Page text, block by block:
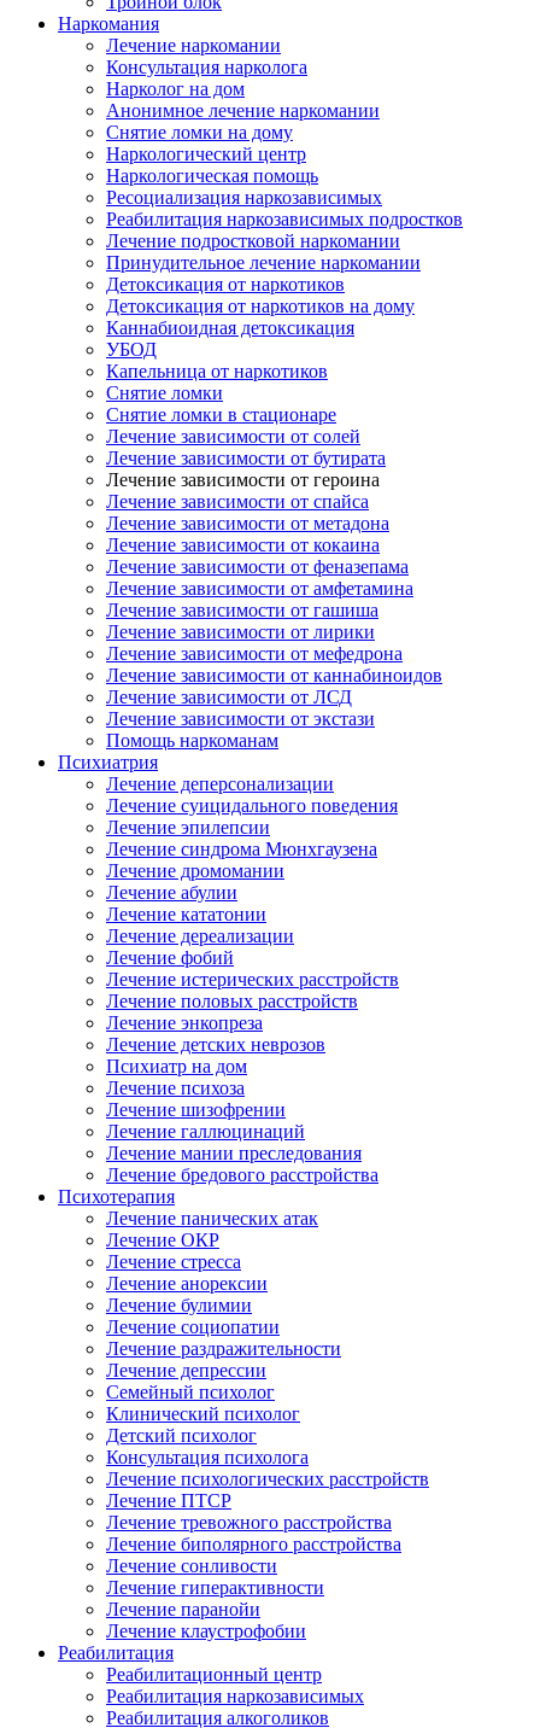
Наркомания
Лечение наркомании
Консультация нарколога
Нарколог на дом
Анонимное лечение наркомании
Снятие ломки на дому
Наркологический центр
Наркологическая помощь
Ресоциализация наркозависимых
Реабилитация наркозависимых подростков
Лечение подростковой наркомании
Принудительное лечение наркомании
Детоксикация от наркотиков
Детоксикация от наркотиков на дому
Каннабиоидная детоксикация
УБОД
Капельница от наркотиков
Снятие ломки
Снятие ломки в стационаре
Лечение зависимости от солей
Лечение зависимости от бутирата
Лечение зависимости от героина
Лечение зависимости от спайса
Лечение зависимости от метадона
Лечение зависимости от кокаина
Лечение зависимости от феназепама
Лечение зависимости от амфетамина
Лечение зависимости от гашиша
Лечение зависимости от лирики
Лечение зависимости от мефедрона
Лечение зависимости от каннабиноидов
Лечение зависимости от ЛСД
Лечение зависимости от экстази
Помощь наркоманам
Психиатрия
Лечение деперсонализации
Лечение суицидального поведения
Лечение эпилепсии
Лечение синдрома Мюнхгаузена
Лечение дромомании
Лечение абулии
Лечение кататонии
Лечение дереализации
Лечение фобий
Лечение истерических расстройств
Лечение половых расстройств
Лечение энкопреза
Лечение детских неврозов
Психиатр на дом
Лечение психоза
Лечение шизофрении
Лечение галлюцинаций
Лечение мании преследования
Лечение бредового расстройства
Психотерапия
Лечение панических атак
Лечение ОКР
Лечение стресса
Лечение анорексии
Лечение булимии
Лечение социопатии
Лечение раздражительности
Лечение депрессии
Семейный психолог
Клинический психолог
Детский психолог
Консультация психолога
Лечение психологических расстройств
Лечение ПТСР
Лечение тревожного расстройства
Лечение биполярного расстройства
Лечение сонливости
Лечение гиперактивности
Лечение паранойи
Лечение клаустрофобии
Реабилитация
Реабилитационный центр
Реабилитация наркозависимых
Реабилитация алкоголиков